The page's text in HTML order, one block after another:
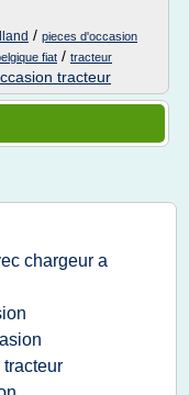
/ pieces d'occasion
fiat / tracteur
tracteur
chargeur a